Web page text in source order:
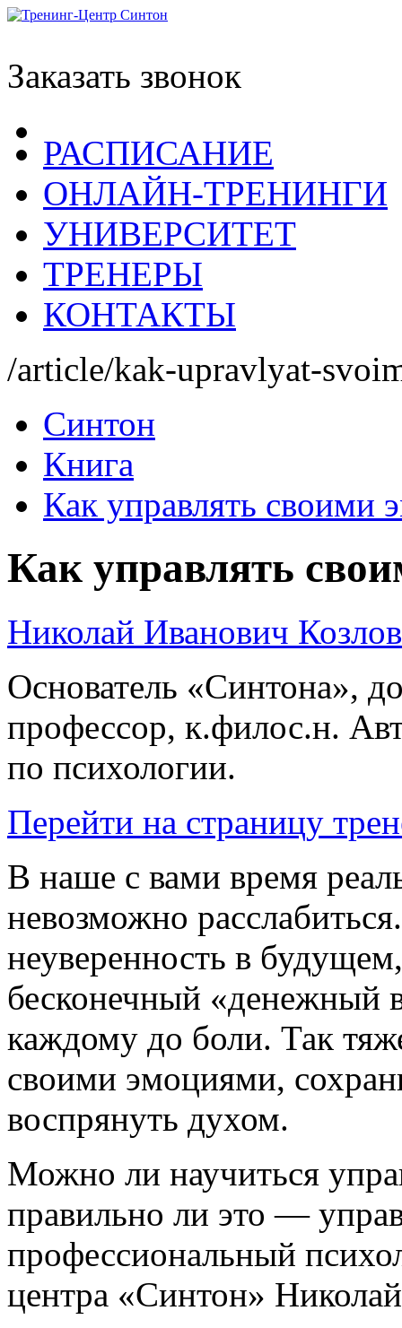
Заказать звонок
РАСПИСАНИЕ
ОНЛАЙН-ТРЕНИНГИ
УНИВЕРСИТЕТ
ТРЕНЕРЫ
КОНТАКТЫ
/article/kak-upravlyat-
Синтон
Книга
Как управлять своими
Как управлять
Николай Иванович Козлов
Основатель «Синтона»,
профессор, к.филос.н.
по психологии.
Перейти на страницу
В наше с вами время
невозможно
неуверенность в
бесконечный «денежный
каждому до боли. Так
своими эмоциями,
воспрянуть духом.
Можно ли научиться
правильно ли это —
профессиональный
центра «Синтон»